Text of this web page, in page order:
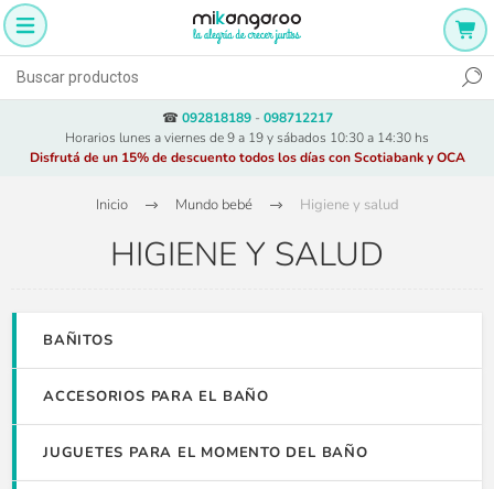
☎ 092818189- 098712217
Horarios lunes a viernes de 9 a 19 y sábados 10:30 a 14:30 hs
Disfrutá de un 15% de descuento todos los días con Scotiabank y OCA
Inicio Mundo bebé Higiene y salud
HIGIENE Y SALUD
BAÑITOS
ACCESORIOS PARA EL BAÑO
JUGUETES PARA EL MOMENTO DEL BAÑO